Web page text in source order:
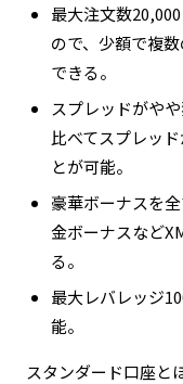
最大注文数
ので、少額で複
できる。
スプレッドがや
比べてスプレッ
とが可能。
豪華ボーナスを
金ボーナスなど
る。
最大レバレッジ
能。
スタンダード口座と